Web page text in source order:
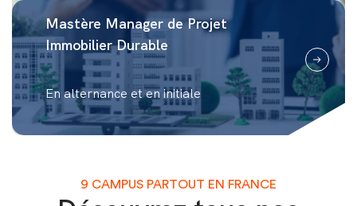
Mastère Manager de Projet
Immobilier Durable
En alternance et en initiale
9 CAMPUS PARTOUT EN FRANCE